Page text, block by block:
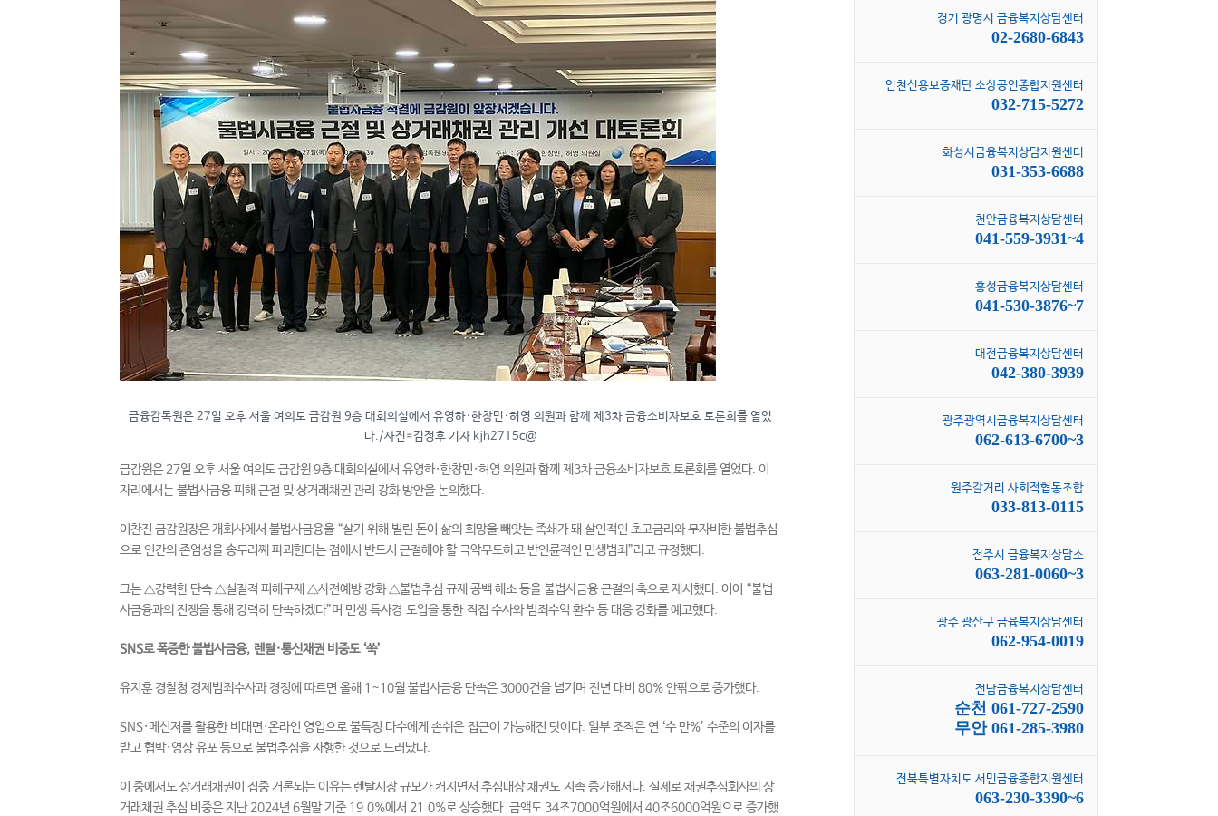
금융감독원은 27일 오후 서울 여의도 금감원 9층 대회의실에서 유영하·한창민·허영 의원과 함께 제3차 금융소비자보호 토론회를 열었
다./사진=김정후 기자 kjh2715c@
금감원은 27일 오후 서울 여의도 금감원 9층 대회의실에서 유영하·한창민·허영 의원과 함께 제3차 금융소비자보호 토론회를 열었다. 이
자리에서는 불법사금융 피해 근절 및 상거래채권 관리 강화 방안을 논의했다.
이찬진 금감원장은 개회사에서 불법사금융을 “살기 위해 빌린 돈이 삶의 희망을 빼앗는 족쇄가 돼 살인적인 초고금리와 무자비한 불법추심
으로 인간의 존엄성을 송두리째 파괴한다는 점에서 반드시 근절해야 할 극악무도하고 반인륜적인 민생범죄”라고 규정했다.
그는 △강력한 단속 △실질적 피해구제 △사전예방 강화 △불법추심 규제 공백 해소 등을 불법사금융 근절의 축으로 제시했다. 이어 “불법
사금융과의 전쟁을 통해 강력히 단속하겠다”며 민생 특사경 도입을 통한 직접 수사와 범죄수익 환수 등 대응 강화를 예고했다.
SNS로 폭증한 불법사금융, 렌탈·통신채권 비중도 ‘쑥’
유지훈 경찰청 경제범죄수사과 경정에 따르면 올해 1~10월 불법사금융 단속은 3000건을 넘기며 전년 대비 80% 안팎으로 증가했다.
SNS·메신저를 활용한 비대면·온라인 영업으로 불특정 다수에게 손쉬운 접근이 가능해진 탓이다. 일부 조직은 연 ‘수 만%’ 수준의 이자를
받고 협박·영상 유포 등으로 불법추심을 자행한 것으로 드러났다.
이 중에서도 상거래채권이 집중 거론되는 이유는 렌탈시장 규모가 커지면서 추심대상 채권도 지속 증가해서다. 실제로 채권추심회사의 상
거래채권 추심 비중은 지난 2024년 6월말 기준 19.0%에서 21.0%로 상승했다. 금액도 34조7000억원에서 40조6000억원으로 증가했
경기 광명시 금융복지상담센터
02-2680-6843
인천신용보증재단 소상공인종합지원센터
032-715-5272
화성시금융복지상담지원센터
031-353-6688
천안금융복지상담센터
041-559-3931~4
홍성금융복지상담센터
041-530-3876~7
대전금융복지상담센터
042-380-3939
광주광역시금융복지상담센터
062-613-6700~3
원주갈거리 사회적협동조합
033-813-0115
전주시 금융복지상담소
063-281-0060~3
광주 광산구 금융복지상담센터
062-954-0019
전남금융복지상담센터
순천 061-727-2590
무안 061-285-3980
전북특별자치도 서민금융종합지원센터
063-230-3390~6